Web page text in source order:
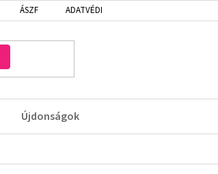
ÁSZF ADATVÉDELMI IRÁNYELVEK
Újdonságok